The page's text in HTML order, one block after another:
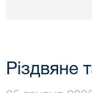
Різдвяне